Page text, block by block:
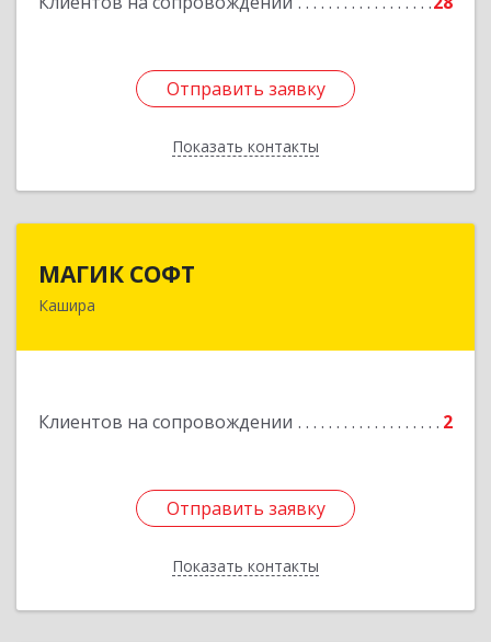
Отправить заявку
Показать контакты
Отправить заявку
Назад
МАГИК СОФТ
Кашира
Клиентов на сопровождении 2
Отправить заявку
Показать контакты
Отправить заявку
Назад